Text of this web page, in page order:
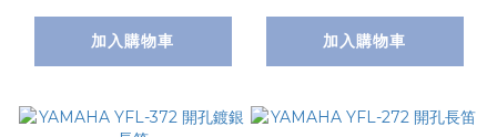
加入購物車 加入購物車